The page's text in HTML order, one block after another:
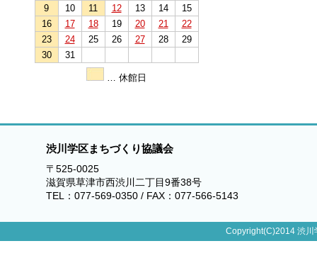
9
10 11 12 13 14
15
16
17 18 19 20 21
22
23
24 25 26 27 28
29
30
31
… 休館日
渋川学区まちづくり協議会
〒525-0025
滋賀県草津市西渋川二丁目9番38号
TEL：077-569-0350 / FAX：077-566-5143
Copyright(C)2014 渋川